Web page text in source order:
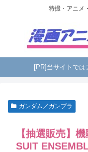
特撮・アニメ
[PR]当サイトで
ガンダム／ガンプラ
【抽選販売】
SUIT